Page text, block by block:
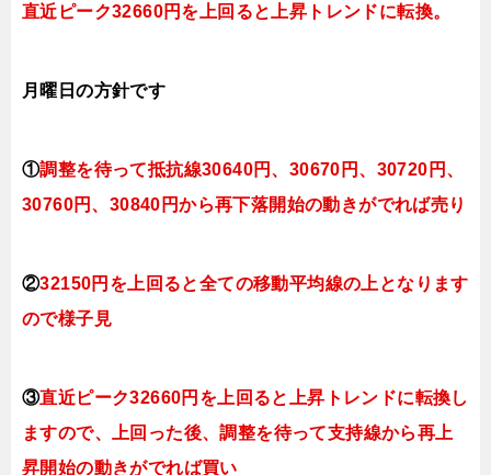
直近ピーク32660円を上回ると上昇トレンドに転換。
月曜日の方針です
①調整を待って抵抗線30640円、30670円、 30720円、
30760円、30840円から再下落開始の動きがでれば売り
②32150円を上回ると全ての移動平均線の上となり ます
ので様子見
③直近ピーク32660円を上回ると上昇トレンドに転換し
ますので、上回った後、調整を待って支持線から再上
昇開始の動きがでれば買い